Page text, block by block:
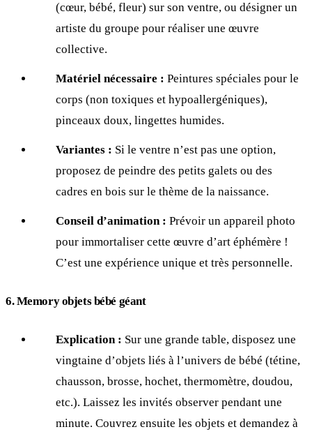
(cœur, bébé, fleur) sur son ventre, ou désigner un
artiste du groupe pour réaliser une œuvre
collective.
Matériel nécessaire : Peintures spéciales pour le
corps (non toxiques et hypoallergéniques),
pinceaux doux, lingettes humides.
Variantes : Si le ventre n’est pas une option,
proposez de peindre des petits galets ou des
cadres en bois sur le thème de la naissance.
Conseil d’animation : Prévoir un appareil photo
pour immortaliser cette œuvre d’art éphémère !
C’est une expérience unique et très personnelle.
6. Memory objets bébé géant
Explication : Sur une grande table, disposez une
vingtaine d’objets liés à l’univers de bébé (tétine,
chausson, brosse, hochet, thermomètre, doudou,
etc.). Laissez les invités observer pendant une
minute. Couvrez ensuite les objets et demandez à